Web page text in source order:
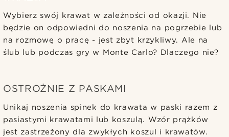
Wybierz swój krawat w zależności od okazji. Nie
będzie on odpowiedni do noszenia na pogrzebie lub
na rozmowę o pracę - jest zbyt krzykliwy. Ale na
ślub lub podczas gry w Monte Carlo? Dlaczego nie?
OSTROŻNIE Z PASKAMI
Unikaj noszenia spinek do krawata w paski razem z
pasiastymi krawatami lub koszulą. Wzór prążków
jest zastrzeżony dla zwykłych koszul i krawatów.